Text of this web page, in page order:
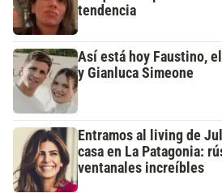
tendencia
Así está hoy Faustino,
y Gianluca Simeone
Entramos al living de
casa en La Patagonia:
ventanales increíbles